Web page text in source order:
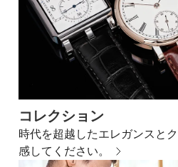
コレクション
時代を超越したエレガンスと
感してください。